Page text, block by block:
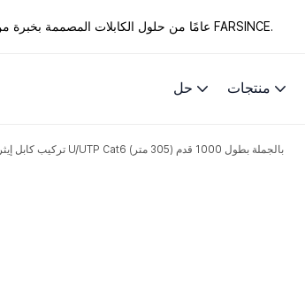
13 عامًا من حلول الكابلات المصممة بخبرة من قبل شركة FARSINCE.
حل منتجات
تركيب كابل إيثرنت U/UTP Cat6 بالجملة بطول 1000 قدم (305 متر)